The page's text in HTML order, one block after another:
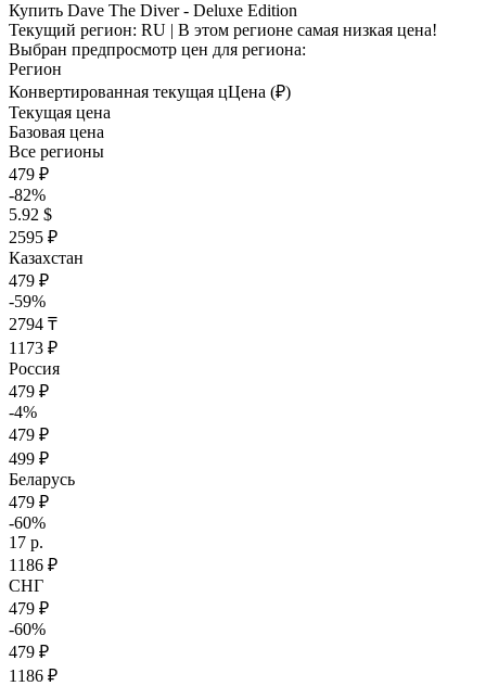
Купить Dave The Diver - Deluxe Edition
Текущий регион: RU | В этом регионе самая низкая цена!
Выбран предпросмотр цен для региона:
Регион
Конвертированная текущая цЦена (₽)
Текущая цена
Базовая цена
Все регионы
479 ₽
-82%
5.92 $
2595 ₽
Казахстан
479 ₽
-59%
2794 ₸
1173 ₽
Россия
479 ₽
-4%
479 ₽
499 ₽
Беларусь
479 ₽
-60%
17 р.
1186 ₽
СНГ
479 ₽
-60%
479 ₽
1186 ₽